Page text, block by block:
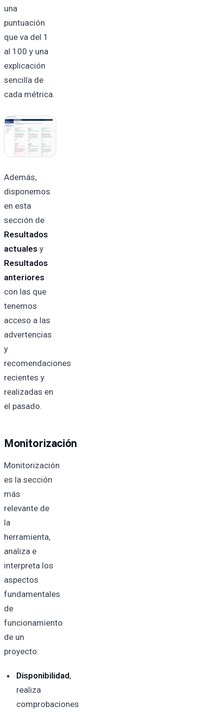
una
puntuación
que va del 1
al 100 y una
explicación
sencilla de
cada métrica.
Además,
disponemos
en esta
sección de
Resultados
actuales y
Resultados
anteriores
con las que
tenemos
acceso a las
advertencias
y
recomendaciones
recientes y
realizadas en
el pasado.
Monitorización
Monitorización
es la sección
más
relevante de
la
herramienta,
analiza e
interpreta los
aspectos
fundamentales
de
funcionamiento
de un
proyecto:
Disponibilidad,
realiza
comprobaciones